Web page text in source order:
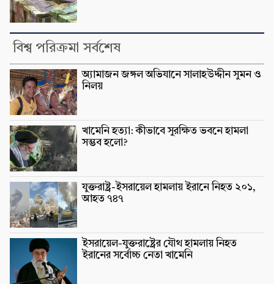
বিশ্ব পরিক্রমা সর্বশেষ
অ্যামাজন জঙ্গল অভিযানে সালাহউদ্দীন সুমন ও
নিলয়
খামেনি হত্যা: কীভাবে সুরক্ষিত ভবনে হামলা
সম্ভব হলো?
যুক্তরাষ্ট্র-ইসরায়েল হামলায় ইরানে নিহত ২০১,
আহত ৭৪৭
ইসরায়েল-যুক্তরাষ্ট্রের যৌথ হামলায় নিহত
ইরানের সর্বোচ্চ নেতা খামেনি